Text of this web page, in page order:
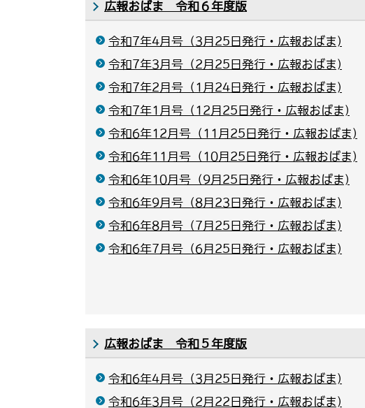
広報おばま 令和６年度版
令和7年4月号（3月25日発行・広報おばま)
令和7年3月号（2月25日発行・広報おばま)
令和7年2月号（1月24日発行・広報おばま)
令和7年1月号（12月25日発行・広報おばま)
令和6年12月号（11月25日発行・広報おばま)
令和6年11月号（10月25日発行・広報おばま)
令和6年10月号（9月25日発行・広報おばま)
令和6年9月号（8月23日発行・広報おばま)
令和6年8月号（7月25日発行・広報おばま)
令和6年7月号（6月25日発行・広報おばま)
広報おばま 令和５年度版
令和6年4月号（3月25日発行・広報おばま)
令和6年3月号（2月22日発行・広報おばま)